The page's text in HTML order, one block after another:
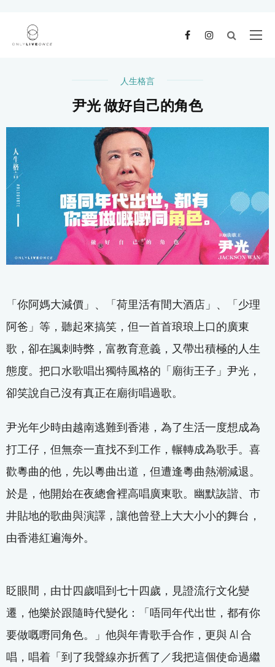
人生格言
尹光 做好自己的角色
「你阿媽大減價」、「荷里活有間大酒店」、「少理
阿爸」等，聽起來搞笑，但一首首琅琅上口的廣東
歌，卻在諷刺時弊，富教育意義，又帶出積極的人生
態度。把口水歌唱出獨特風格的「廟街王子」尹光，
卻笑說自己沒有真正在廟街唱過歌。
尹光年少時由越南逃難到香港，為了生活一度想成為
打工仔，但無奈一直找不到工作，輾轉成為歌手。喜
歡粵曲的他，先以粵曲出道，但遭逢粵曲熱潮減退。
於是，他開始在夜總會裡高唱廣東歌。幽默詼諧、市
井貼地的歌曲與演譯，讓他曾登上大大小小的舞台，
由香港紅遍海外。
眨眼間，由廿四歲唱到七十四歲，見證流行文化變
遷，他樂於跟隨時代變化：「唔同年代出世，都有你
要做嘅嘢同角色。」他與年青歌手合作，更與 AI 合
唱，唱着「到了我聲線亦折舊了／我把這個使命過繼